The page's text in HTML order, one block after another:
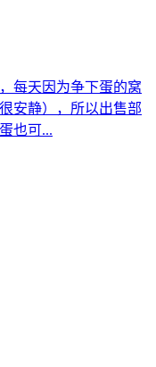
每天因为争下蛋的窝
安静），所以出售部
也可...